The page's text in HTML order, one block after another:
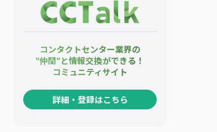
コンタクトセンター業界の
"仲間"と情報交換ができる！
コミュニティサイト
詳細・登録はこちら